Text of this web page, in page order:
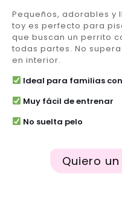
Pequeños, adorables y
toy es perfecto para
que buscan un perrito
todas partes. No
en interior.
Ideal para familias
Muy fácil de entrenar
No suelta pelo
Quiero